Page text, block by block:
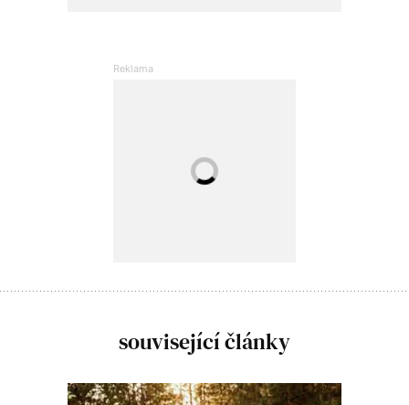
související články